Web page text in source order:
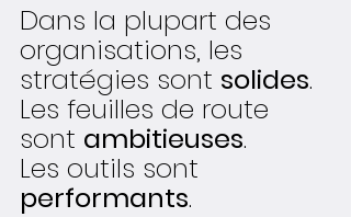
Dans la plupart des
organisations, les
stratégies sont solides.
Les feuilles de route
sont ambitieuses.
Les outils sont
performants.